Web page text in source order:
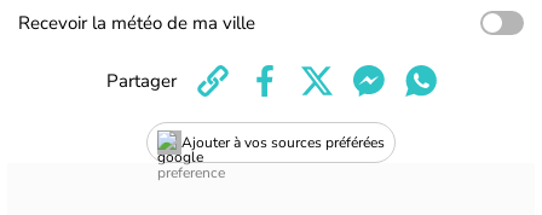
Recevoir la météo de ma ville
Ajouter à vos sources préférées
Partager